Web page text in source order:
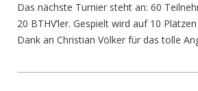
Das nächste Turnier steht an: 60
20 BTHV’ler. Gespielt wird auf 10
Dank an Christian Völker für das tolle